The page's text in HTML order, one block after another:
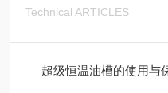
Technical ARTICLES
超级恒温油槽的使用与